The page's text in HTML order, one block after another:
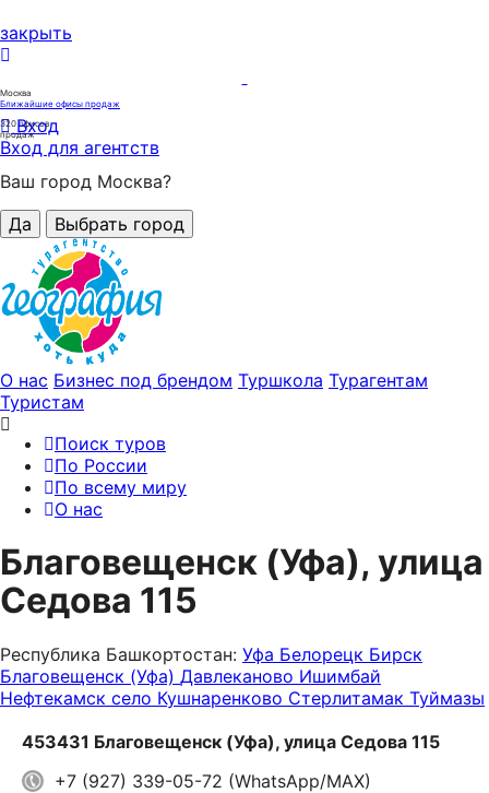
закрыть
Москва
Ближайшие офисы продаж
320офисов
продаж
Вход
Вход для агентств
Ваш город Москва?
Да
Выбрать город
О нас Бизнес под брендом Туршкола Турагентам
Туристам
Поиск туров
По России
По всему миру
О нас
Благовещенск (Уфа), улица
Седова 115
Республика Башкортостан: Уфа Белорецк Бирск
Благовещенск (Уфа) Давлеканово Ишимбай
Нефтекамск село Кушнаренково Стерлитамак Туймазы
453431 Благовещенск (Уфа), улица Седова 115
+7 (927) 339-05-72 (WhatsApp/MAX)